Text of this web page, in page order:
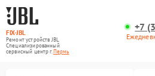
FIX-JBL
Ремонт устройств JBL
Специализированный
cервисный центр г.Пермь
+7